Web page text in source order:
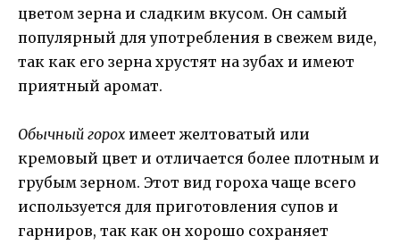
цветом зерна и сладким вкусом. Он самый
популярный для употребления в свежем виде,
так как его зерна хрустят на зубах и имеют
приятный аромат.
Обычный горох имеет желтоватый или
кремовый цвет и отличается более плотным и
грубым зерном. Этот вид гороха чаще всего
используется для приготовления супов и
гарниров, так как он хорошо сохраняет